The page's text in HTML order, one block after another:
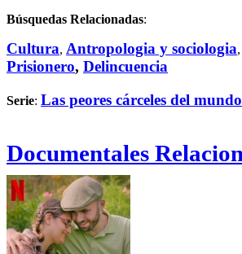
Búsquedas Relacionadas:
Cultura, Antropologia y sociologia,
Prisionero, Delincuencia
Serie: Las peores cárceles del mundo
Documentales